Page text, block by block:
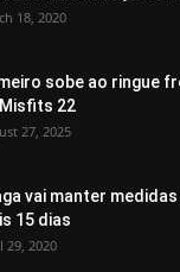
18, 2020
sobe ao ringue
22
27, 2025
vai manter
15 dias
29, 2020